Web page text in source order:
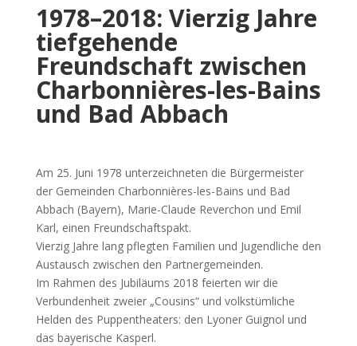
1978–2018: Vierzig Jahre
tiefgehende
Freundschaft zwischen
Charbonnières-les-Bains
und Bad Abbach
Am 25. Juni 1978 unterzeichneten die Bürgermeister
der Gemeinden Charbonnières-les-Bains und Bad
Abbach (Bayern), Marie-Claude Reverchon und Emil
Karl, einen Freundschaftspakt.
Vierzig Jahre lang pflegten Familien und Jugendliche den
Austausch zwischen den Partnergemeinden.
Im Rahmen des Jubiläums 2018 feierten wir die
Verbundenheit zweier „Cousins“ und volkstümliche
Helden des Puppentheaters: den Lyoner Guignol und
das bayerische Kasperl.